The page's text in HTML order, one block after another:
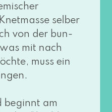
sel­ber
von der bun­
mit nach
muss ein
beginnt am